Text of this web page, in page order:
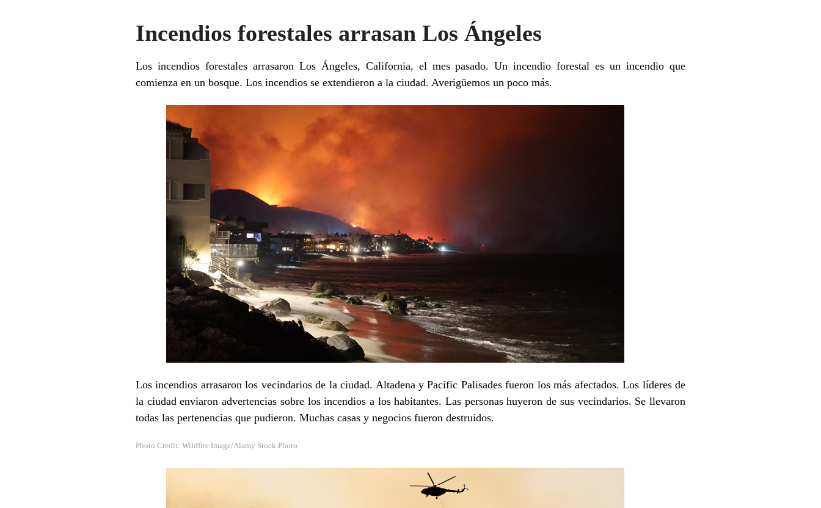
Incendios forestales arrasan Los Ángeles
Los incendios forestales arrasaron Los Ángeles, California, el mes pasado. Un incendio forestal es un incendio que
comienza en un bosque. Los incendios se extendieron a la ciudad. Averigüemos un poco más.
Los incendios arrasaron los vecindarios de la ciudad. Altadena y Pacific Palisades fueron los más afectados. Los líderes de
la ciudad enviaron advertencias sobre los incendios a los habitantes. Las personas huyeron de sus vecindarios. Se llevaron
todas las pertenencias que pudieron. Muchas casas y negocios fueron destruidos.
Photo Credit: Wildfire Image/Alamy Stock Photo